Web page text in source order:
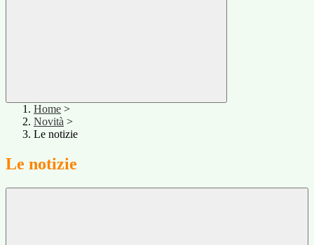
Home >
Novità >
Le notizie
Le notizie